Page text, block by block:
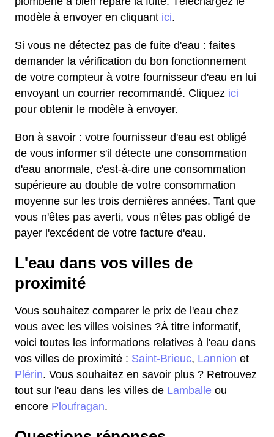
modèle à envoyer en cliquant ici.
Si vous ne détectez pas de fuite d'eau : faites
demander la vérification du bon fonctionnement
de votre compteur à votre fournisseur d'eau en lui
envoyant un courrier recommandé. Cliquez ici
pour obtenir le modèle à envoyer.
Bon à savoir : votre fournisseur d'eau est obligé
de vous informer s'il détecte une consommation
d'eau anormale, c'est-à-dire une consommation
supérieure au double de votre consommation
moyenne sur les trois dernières années. Tant que
vous n'êtes pas averti, vous n'êtes pas obligé de
payer l'excédent de votre facture d'eau.
L'eau dans vos villes de
proximité
Vous souhaitez comparer le prix de l'eau chez
vous avec les villes voisines ?À titre informatif,
voici toutes les informations relatives à l'eau dans
vos villes de proximité : Saint-Brieuc, Lannion et
Plérin. Vous souhaitez en savoir plus ? Retrouvez
tout sur l'eau dans les villes de Lamballe ou
encore Ploufragan.